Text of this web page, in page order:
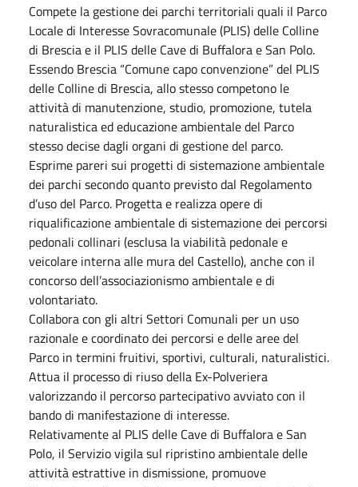
Compete la gestione dei parchi territoriali quali il Parco
Locale di Interesse Sovracomunale (PLIS) delle Colline
di Brescia e il PLIS delle Cave di Buffalora e San Polo.
Essendo Brescia “Comune capo convenzione” del PLIS
delle Colline di Brescia, allo stesso competono le
attività di manutenzione, studio, promozione, tutela
naturalistica ed educazione ambientale del Parco
stesso decise dagli organi di gestione del parco.
Esprime pareri sui progetti di sistemazione ambientale
dei parchi secondo quanto previsto dal Regolamento
d’uso del Parco. Progetta e realizza opere di
riqualificazione ambientale di sistemazione dei percorsi
pedonali collinari (esclusa la viabilità pedonale e
veicolare interna alle mura del Castello), anche con il
concorso dell’associazionismo ambientale e di
volontariato.
Collabora con gli altri Settori Comunali per un uso
razionale e coordinato dei percorsi e delle aree del
Parco in termini fruitivi, sportivi, culturali, naturalistici.
Attua il processo di riuso della Ex-Polveriera
valorizzando il percorso partecipativo avviato con il
bando di manifestazione di interesse.
Relativamente al PLIS delle Cave di Buffalora e San
Polo, il Servizio vigila sul ripristino ambientale delle
attività estrattive in dismissione, promuove